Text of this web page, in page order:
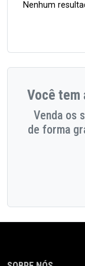
Nenhum
Você tem
Venda os
de forma